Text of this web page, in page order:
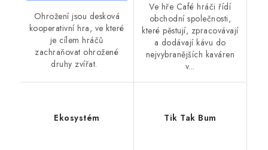
Ohrožení jsou desková
kooperativní hra, ve které
je cílem hráčů
zachraňovat ohrožené
druhy zvířat.
Ve hře Café hráči řídí
obchodní společnosti,
které pěstují, zpracovávají
a dodávají kávu do
nejvybranějších kaváren
v...
Ekosystém Tik Tak Bum